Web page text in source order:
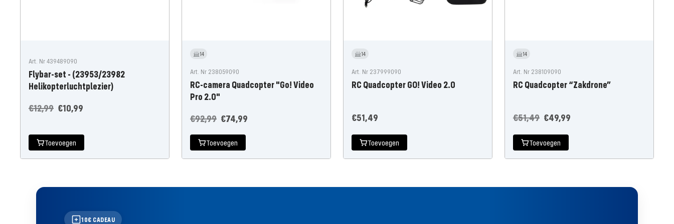
Art. Nr 439489090
Flybar-set - (23953/23982
Helikopterluchtplezier)
Aanbiedingsprijs
€10,99
Normale
€12,99
Toevoegen
14
Art. Nr 238059090
RC-camera Quadcopter "Go! Video
Pro 2.0"
Aanbiedingsprijs
€74,99
Normale
prijs
€92,99
Toevoegen
14
Art. Nr 237999090
RC Quadcopter GO! Video 2.0
Aanbiedingsprijs
€51,49
Toevoegen
14
Art. Nr 238109090
RC Quadcopter “Zakdrone”
Aanbiedingsprijs
€49,99
Normale
prijs
€51,49
Toevoegen
10€ CADEAU